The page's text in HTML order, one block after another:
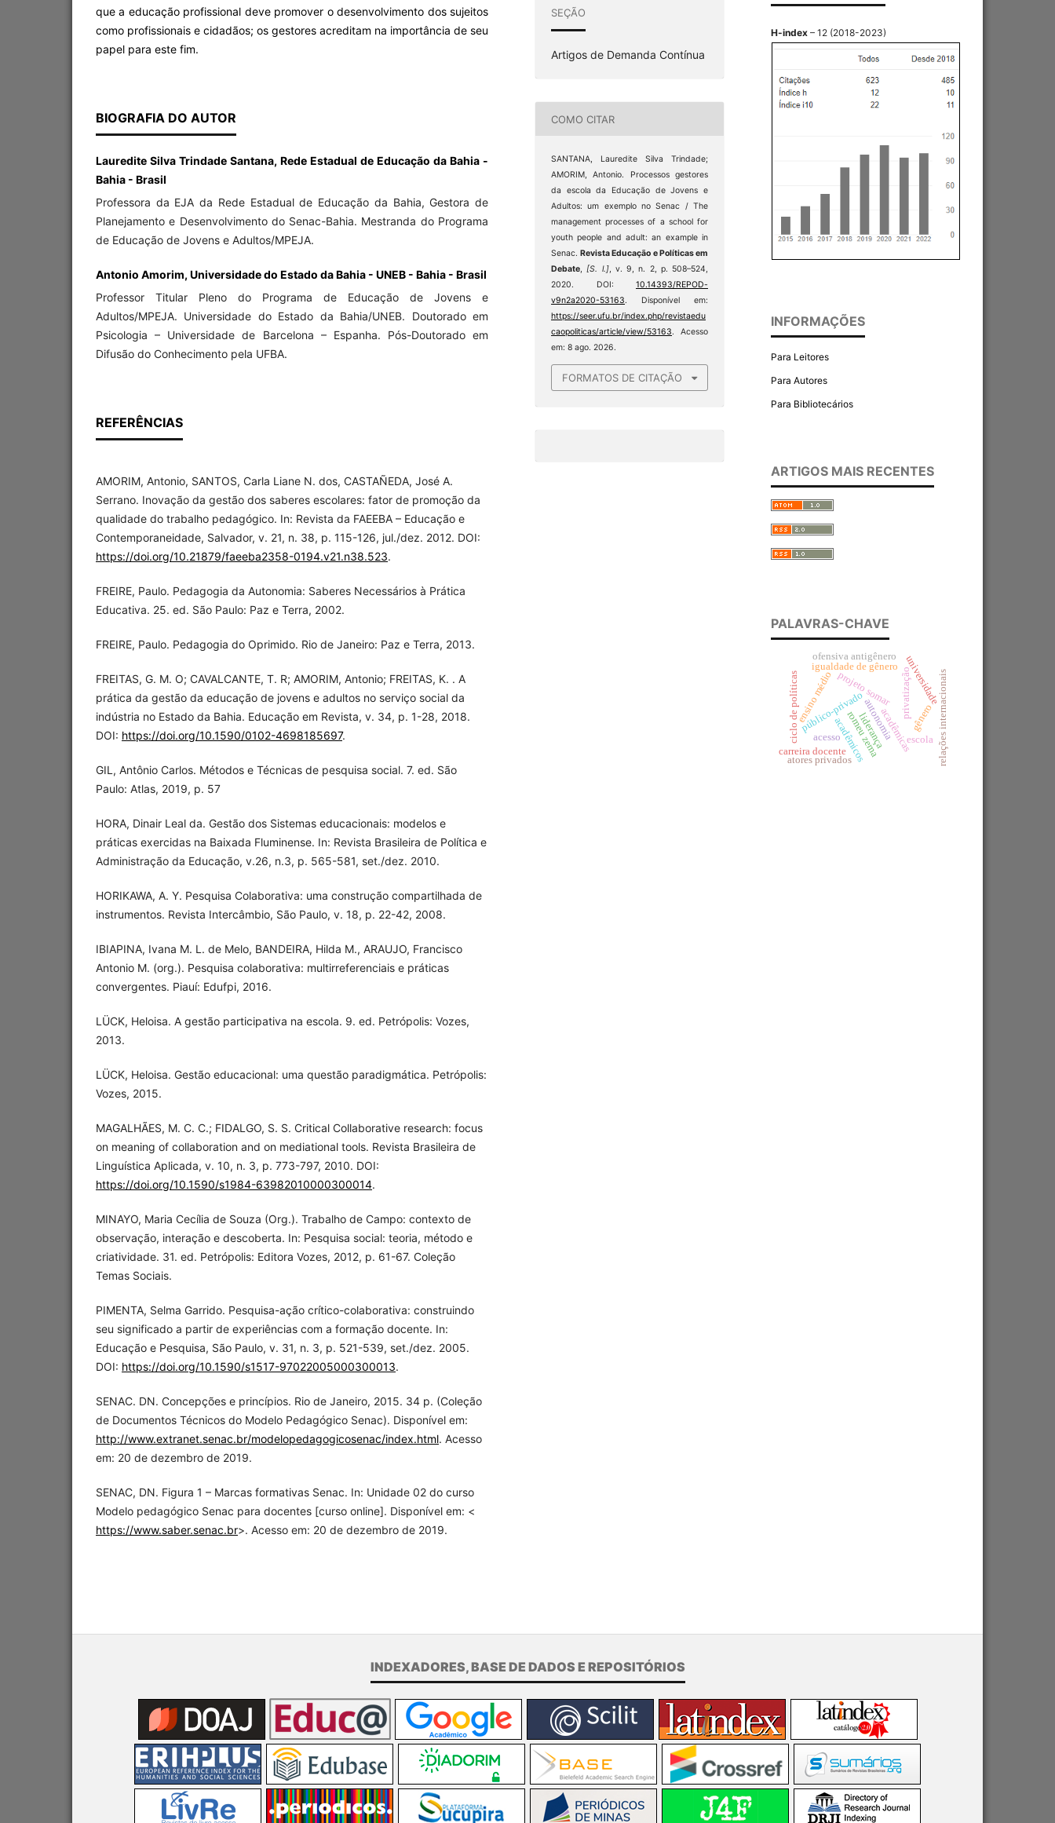
que a educação profissional deve promover o desenvolvimento dos sujeitos
como profissionais e cidadãos; os gestores acreditam na importância de seu
papel para este fim.
BIOGRAFIA DO AUTOR
Lauredite Silva Trindade Santana, Rede Estadual de Educação da Bahia -
Bahia - Brasil
Professora da EJA da Rede Estadual de Educação da Bahia, Gestora de
Planejamento e Desenvolvimento do Senac-Bahia. Mestranda do Programa
de Educação de Jovens e Adultos/MPEJA.
Antonio Amorim, Universidade do Estado da Bahia - UNEB - Bahia - Brasil
Professor Titular Pleno do Programa de Educação de Jovens e
Adultos/MPEJA. Universidade do Estado da Bahia/UNEB. Doutorado em
Psicologia – Universidade de Barcelona – Espanha. Pós-Doutorado em
Difusão do Conhecimento pela UFBA.
REFERÊNCIAS
AMORIM, Antonio, SANTOS, Carla Liane N. dos, CASTAÑEDA, José A.
Serrano. Inovação da gestão dos saberes escolares: fator de promoção da
qualidade do trabalho pedagógico. In: Revista da FAEEBA – Educação e
Contemporaneidade, Salvador, v. 21, n. 38, p. 115-126, jul./dez. 2012. DOI:
https://doi.org/10.21879/faeeba2358-0194.v21.n38.523.
FREIRE, Paulo. Pedagogia da Autonomia: Saberes Necessários à Prática
Educativa. 25. ed. São Paulo: Paz e Terra, 2002.
FREIRE, Paulo. Pedagogia do Oprimido. Rio de Janeiro: Paz e Terra, 2013.
FREITAS, G. M. O; CAVALCANTE, T. R; AMORIM, Antonio; FREITAS, K. . A
prática da gestão da educação de jovens e adultos no serviço social da
indústria no Estado da Bahia. Educação em Revista, v. 34, p. 1-28, 2018.
DOI: https://doi.org/10.1590/0102-4698185697.
GIL, Antônio Carlos. Métodos e Técnicas de pesquisa social. 7. ed. São
Paulo: Atlas, 2019, p. 57
HORA, Dinair Leal da. Gestão dos Sistemas educacionais: modelos e
práticas exercidas na Baixada Fluminense. In: Revista Brasileira de Política e
Administração da Educação, v.26, n.3, p. 565-581, set./dez. 2010.
HORIKAWA, A. Y. Pesquisa Colaborativa: uma construção compartilhada de
instrumentos. Revista Intercâmbio, São Paulo, v. 18, p. 22-42, 2008.
IBIAPINA, Ivana M. L. de Melo, BANDEIRA, Hilda M., ARAUJO, Francisco
Antonio M. (org.). Pesquisa colaborativa: multirreferenciais e práticas
convergentes. Piauí: Edufpi, 2016.
LÜCK, Heloisa. A gestão participativa na escola. 9. ed. Petrópolis: Vozes,
2013.
LÜCK, Heloisa. Gestão educacional: uma questão paradigmática. Petrópolis:
Vozes, 2015.
MAGALHÃES, M. C. C.; FIDALGO, S. S. Critical Collaborative research: focus
on meaning of collaboration and on mediational tools. Revista Brasileira de
Linguística Aplicada, v. 10, n. 3, p. 773-797, 2010. DOI:
https://doi.org/10.1590/s1984-63982010000300014.
MINAYO, Maria Cecília de Souza (Org.). Trabalho de Campo: contexto de
observação, interação e descoberta. In: Pesquisa social: teoria, método e
criatividade. 31. ed. Petrópolis: Editora Vozes, 2012, p. 61-67. Coleção
Temas Sociais.
PIMENTA, Selma Garrido. Pesquisa-ação crítico-colaborativa: construindo
seu significado a partir de experiências com a formação docente. In:
Educação e Pesquisa, São Paulo, v. 31, n. 3, p. 521-539, set./dez. 2005.
DOI: https://doi.org/10.1590/s1517-97022005000300013.
SENAC. DN. Concepções e princípios. Rio de Janeiro, 2015. 34 p. (Coleção
de Documentos Técnicos do Modelo Pedagógico Senac). Disponível em:
http://www.extranet.senac.br/modelopedagogicosenac/index.html. Acesso
em: 20 de dezembro de 2019.
SENAC, DN. Figura 1 – Marcas formativas Senac. In: Unidade 02 do curso
Modelo pedagógico Senac para docentes [curso online]. Disponível em: <
https://www.saber.senac.br>. Acesso em: 20 de dezembro de 2019.
SEÇÃO
Artigos de Demanda Contínua
COMO CITAR
SANTANA, Lauredite Silva Trindade;
AMORIM, Antonio. Processos gestores
da escola da Educação de Jovens e
Adultos: um exemplo no Senac / The
management processes of a school for
youth people and adult: an example in
Senac.Revista Educação e Políticas em
Debate,[S. l.], v. 9, n. 2, p. 508–524,
2020. DOI: 10.14393/REPOD-
v9n2a2020-53163. Disponível em:
https://seer.ufu.br/index.php/revistaedu
caopoliticas/article/view/53163. Acesso
em: 8 ago. 2026.
FORMATOS DE CITAÇÃO
H-index – 12 (2018-2023)
INFORMAÇÕES
Para Leitores
Para Autores
Para Bibliotecários
ARTIGOS MAIS RECENTES
PALAVRAS-CHAVE
privatização
projeto somar
público-privado
romeu zema
igualdade de gênero
acadêmicos acadêmicas
universidade
ofensiva antigênero
gênero
ciclo de políticas acesso escola
autonomia
carreira docente
ensino médio relações internacionais
liderança
atores privados
INDEXADORES, BASE DE DADOS E REPOSITÓRIOS